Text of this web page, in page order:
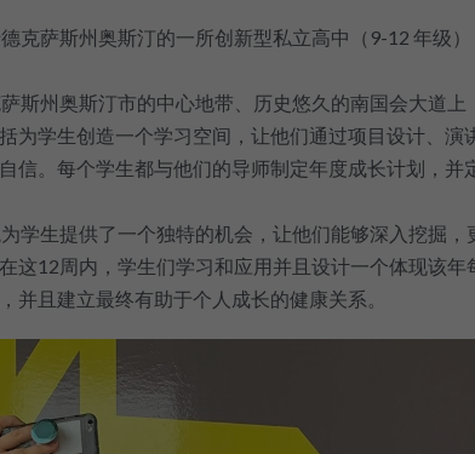
克萨斯州奥斯汀的一所创新型私立高中（9-12 年级
斯州奥斯汀市的中心地带、历史悠久的南国会大道
为学生创造一个学习空间，让他们通过项目设计、
信。每个学生都与他们的导师制定年度成长计划，并
学生提供了一个独特的机会，让他们能够深入挖掘
这12周内，学生们学习和应用并且设计一个体现该
并且建立最终有助于个人成长的健康关系。